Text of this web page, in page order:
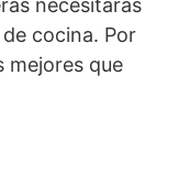
necesitaras
cocina. Por
mejores que